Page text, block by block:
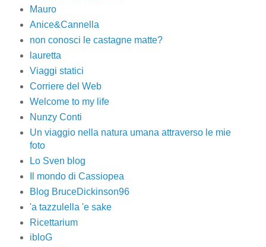
Mauro
Anice&Cannella
non conosci le castagne matte?
lauretta
Viaggi statici
Corriere del Web
Welcome to my life
Nunzy Conti
Un viaggio nella natura umana attraverso le mie
foto
Lo Sven blog
Il mondo di Cassiopea
Blog BruceDickinson96
'a tazzulella 'e sake
Ricettarium
ibloG